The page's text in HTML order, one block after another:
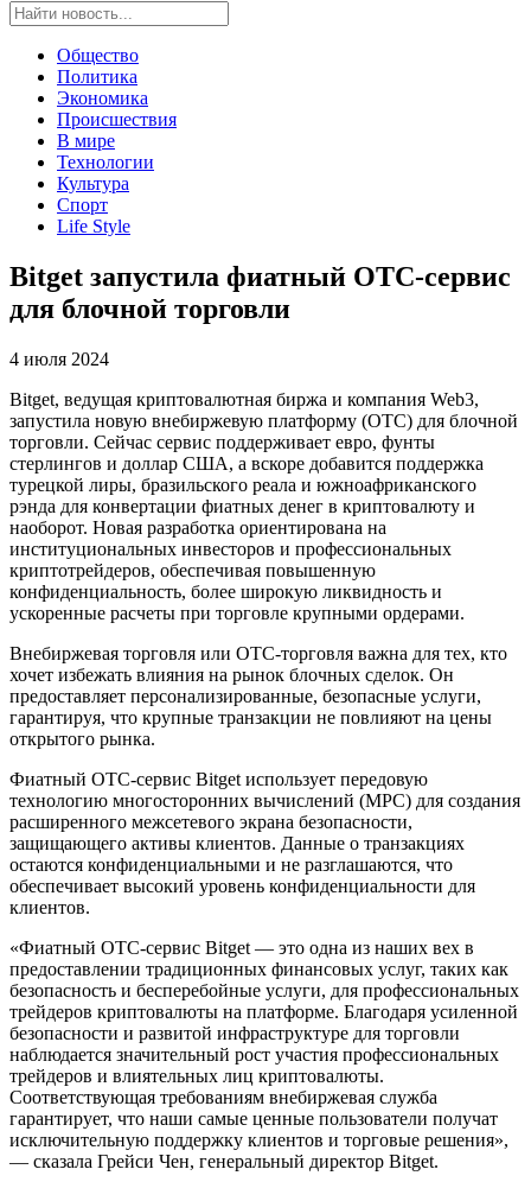
Общество
Политика
Экономика
Происшествия
В мире
Технологии
Культура
Спорт
Life Style
Bitget запустила фиатный OTC-сервис
для блочной торговли
4 июля 2024
Bitget, ведущая криптовалютная биржа и компания Web3,
запустила новую внебиржевую платформу (OTC) для блочной
торговли. Сейчас сервис поддерживает евро, фунты
стерлингов и доллар США, а вскоре добавится поддержка
турецкой лиры, бразильского реала и южноафриканского
рэнда для конвертации фиатных денег в криптовалюту и
наоборот. Новая разработка ориентирована на
институциональных инвесторов и профессиональных
криптотрейдеров, обеспечивая повышенную
конфиденциальность, более широкую ликвидность и
ускоренные расчеты при торговле крупными ордерами.
Внебиржевая торговля или OTC-торговля важна для тех, кто
хочет избежать влияния на рынок блочных сделок. Он
предоставляет персонализированные, безопасные услуги,
гарантируя, что крупные транзакции не повлияют на цены
открытого рынка.
Фиатный OTC-сервис Bitget использует передовую
технологию многосторонних вычислений (MPC) для создания
расширенного межсетевого экрана безопасности,
защищающего активы клиентов. Данные о транзакциях
остаются конфиденциальными и не разглашаются, что
обеспечивает высокий уровень конфиденциальности для
клиентов.
«Фиатный OTC-сервис Bitget — это одна из наших вех в
предоставлении традиционных финансовых услуг, таких как
безопасность и бесперебойные услуги, для профессиональных
трейдеров криптовалюты на платформе. Благодаря усиленной
безопасности и развитой инфраструктуре для торговли
наблюдается значительный рост участия профессиональных
трейдеров и влиятельных лиц криптовалюты.
Соответствующая требованиям внебиржевая служба
гарантирует, что наши самые ценные пользователи получат
исключительную поддержку клиентов и торговые решения»,
— сказала Грейси Чен, генеральный директор Bitget.